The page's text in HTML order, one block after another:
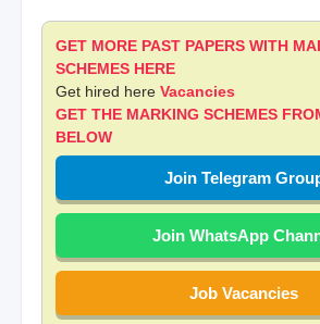
GET MORE PAST PAPERS WITH
SCHEMES HERE
Get hired here Vacancies
GET THE MARKING SCHEMES
BELOW
Join Telegram
Join WhatsApp
Job Vacancies